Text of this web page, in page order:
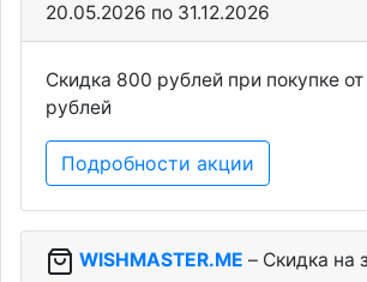
20.05.2026 по 31.12.2026
Скидка 800 рублей при покупке
рублей
Подробности акции
WISHMASTER.ME – Скидка на